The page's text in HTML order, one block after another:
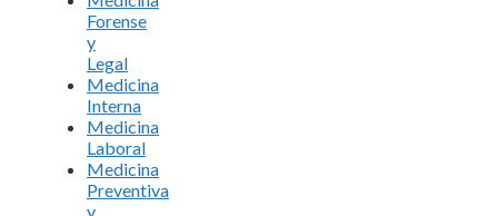
Forense
y
Legal
Medicina
Interna
Medicina
Laboral
Medicina
Preventiva
y